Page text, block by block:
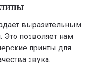
выразительным
Это позволяет нам
принты для
звука.